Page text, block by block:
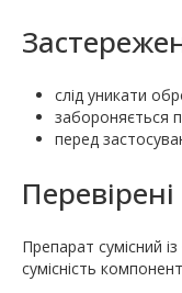
слід уникати
забороняється
перед
Препарат сумісний
сумісність